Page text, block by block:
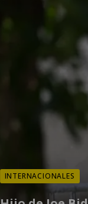
INTERNACIONALES